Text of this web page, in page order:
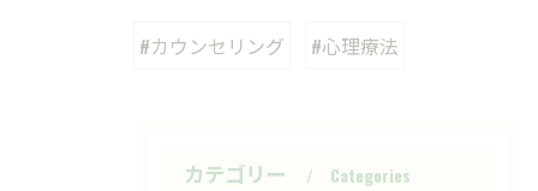
#カウンセリング #心理療法
カテゴリー Categories